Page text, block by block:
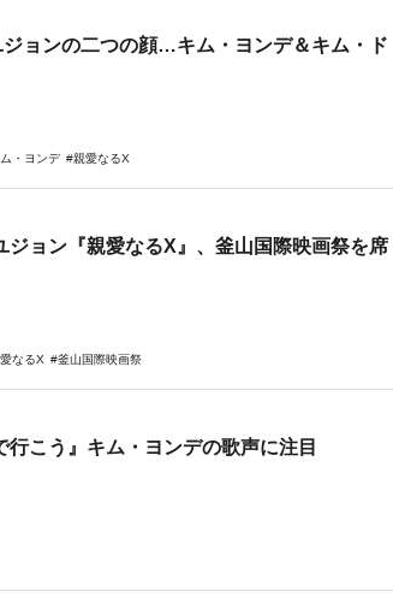
ジョンの二つの顔…キム・ヨンデ＆キム・ド
・ヨンデ 親愛なるX
ジョン『親愛なるX』、釜山国際映画祭を席
なるX 釜山国際映画祭
こう』キム・ヨンデの歌声に注目